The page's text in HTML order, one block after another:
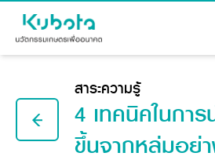
สาระความรู้
4 เทคนิคในกา
ขึ้นจากหล่มอย่